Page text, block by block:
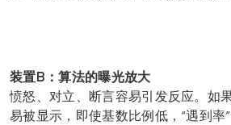
装置B：算法的曝光放大
愤怒、对立、断言容易引发反应。如
易被显示，即使基数比例低，“遇到率”